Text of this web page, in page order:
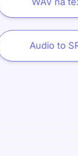
Audio to